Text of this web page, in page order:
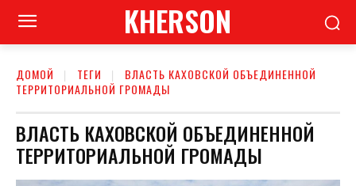
KHERSON
ДОМОЙ ТЕГИ
ВЛАСТЬ КАХОВСКОЙ ОБЪЕДИНЕННОЙ
ТЕРРИТОРИАЛЬНОЙ ГРОМАДЫ
ВЛАСТЬ КАХОВСКОЙ ОБЪЕДИНЕННОЙ
ТЕРРИТОРИАЛЬНОЙ ГРОМАДЫ